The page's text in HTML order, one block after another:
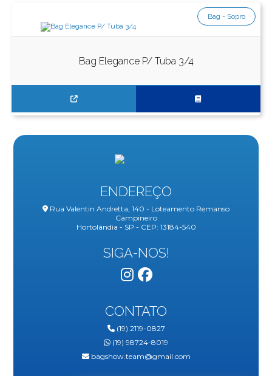
Bag Elegance P/ Tuba 3/4
Bag - Sopro
ENDEREÇO
Rua Valentin Andretta, 140 - Loteamento Remanso
Campineiro
Hortolândia - SP - CEP: 13184-540
SIGA-NOS!
CONTATO
(19) 2119-0827
(19) 98724-8019
bagshow.team@gmail.com